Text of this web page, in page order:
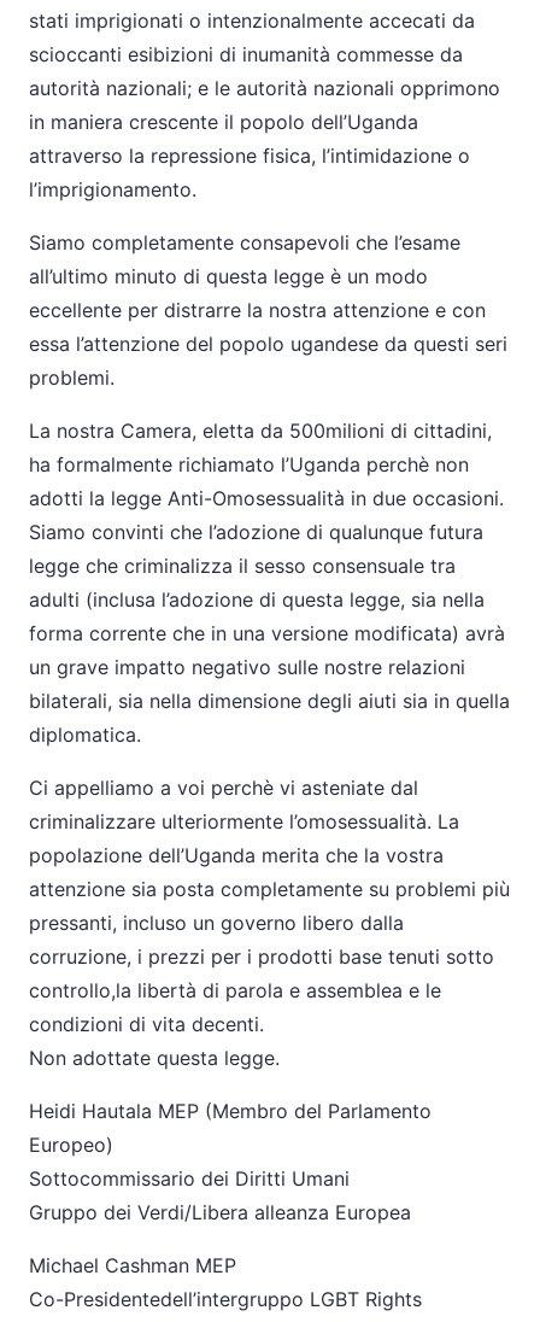
stati imprigionati o intenzionalmente accecati da
scioccanti esibizioni di inumanità commesse da
autorità nazionali; e le autorità nazionali opprimono
in maniera crescente il popolo dell’Uganda
attraverso la repressione fisica, l’intimidazione o
l’imprigionamento.
Siamo completamente consapevoli che l’esame
all’ultimo minuto di questa legge è un modo
eccellente per distrarre la nostra attenzione e con
essa l’attenzione del popolo ugandese da questi seri
problemi.
La nostra Camera, eletta da 500milioni di cittadini,
ha formalmente richiamato l’Uganda perchè non
adotti la legge Anti-Omosessualità in due occasioni.
Siamo convinti che l’adozione di qualunque futura
legge che criminalizza il sesso consensuale tra
adulti (inclusa l’adozione di questa legge, sia nella
forma corrente che in una versione modificata) avrà
un grave impatto negativo sulle nostre relazioni
bilaterali, sia nella dimensione degli aiuti sia in quella
diplomatica.
Ci appelliamo a voi perchè vi asteniate dal
criminalizzare ulteriormente l’omosessualità. La
popolazione dell’Uganda merita che la vostra
attenzione sia posta completamente su problemi più
pressanti, incluso un governo libero dalla
corruzione, i prezzi per i prodotti base tenuti sotto
controllo,la libertà di parola e assemblea e le
condizioni di vita decenti.
Non adottate questa legge.
Heidi Hautala MEP (Membro del Parlamento
Europeo)
Sottocommissario dei Diritti Umani
Gruppo dei Verdi/Libera alleanza Europea
Michael Cashman MEP
Co-Presidentedell’intergruppo LGBT Rights